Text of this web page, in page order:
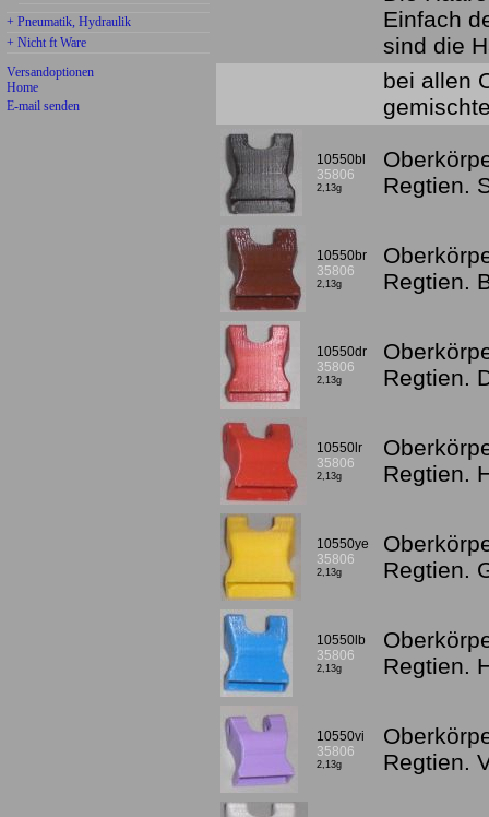
+ Pneumatik, Hydraulik
+ Nicht ft Ware
Versandoptionen
Home
E-mail senden
Einfach
sind die
bei allen
10550bl
35806
2,13g
Regtien.
10550br
35806
2,13g
Regtien.
10550dr
35806
2,13g
Regtien.
10550lr
35806
2,13g
Regtien.
10550ye
35806
2,13g
Regtien.
10550lb
35806
2,13g
Regtien.
10550vi
35806
2,13g
Regtien.